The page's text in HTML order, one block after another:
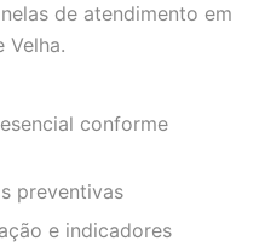
de atendimento em
Velha.
conforme
preventivas
e indicadores